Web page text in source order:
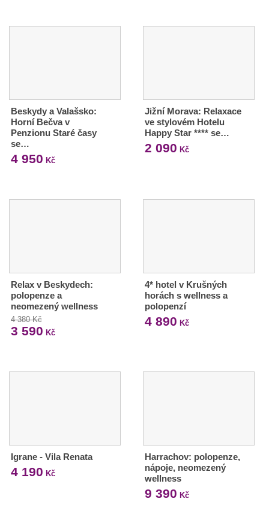
Beskydy a Valašsko:
Horní Bečva v
Penzionu Staré časy
se…
4 950 Kč
Jižní Morava: Relaxace
ve stylovém Hotelu
Happy Star **** se…
2 090 Kč
Relax v Beskydech:
polopenze a
neomezený wellness
4 380 Kč
3 590 Kč
4* hotel v Krušných
horách s wellness a
polopenzí
4 890 Kč
Igrane - Vila Renata
4 190 Kč
Harrachov: polopenze,
nápoje, neomezený
wellness
9 390 Kč